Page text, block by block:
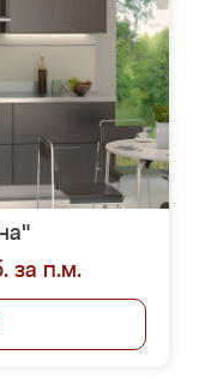
за п.м.